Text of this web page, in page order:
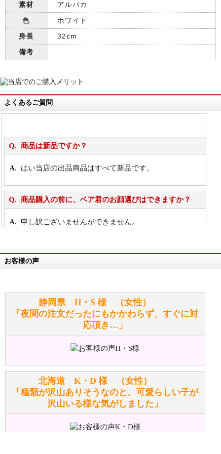
素材
アルパカ
色
ホワイト
身長
32cm
備考
よくあるご質問
商品は新品ですか？
はい当店の出品商品はすべて新品です。
商品購入の前に、ベア君のお顔選びはできますか？
申し訳ございませんができません。
万が一欲しい商品が見つからない場合は、探して取り
お任せください！それは当店が謡っています「おも
てなしの心」で対応させていただきます。
シュタイフのぬいぐるみは洗濯できますか？ ぬいぐ
るみのお手入れ方法を教えてください。
詳しくはこちら をご覧ください。
ぬいぐるみの耳に付いているボタンやタグに、何か意
味などがありますか？
お客様の声
静岡県 H・S 様 （女性）
「夜間の注文だったにもかかわらず、すぐに対
応頂き…」
北海道 K・D 様 （女性）
「種類が沢山ありそうなのと、可愛らしい子が
沢山いる様な気がしました」